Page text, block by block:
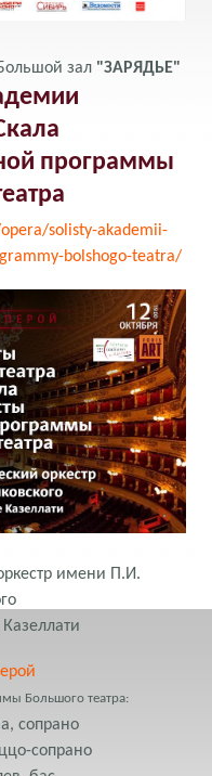
зал "ЗАРЯДЬЕ"
программы
solisty-akademii-
bolshogo-teatra/
имени П.И.
Большого театра:
сопрано
сопрано